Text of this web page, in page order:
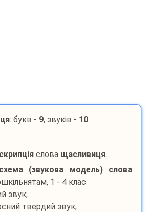
: букв - 9, звуків - 10
слова щасливиця.
(звукова модель) слова
1 - 4 клас
звук;
твердий звук;